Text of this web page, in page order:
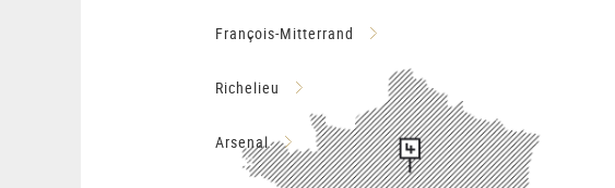
François-Mitterrand
Richelieu
Arsenal